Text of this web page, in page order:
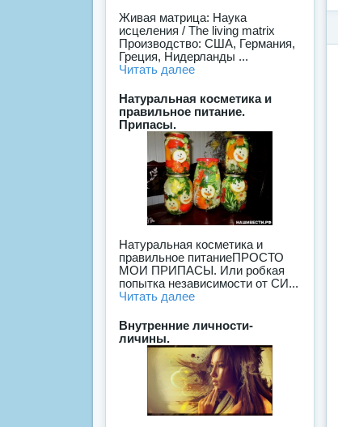
Живая матрица: Наука
исцеления / The living matrix
Производство: США, Германия,
Греция, Нидерланды ...
Читать далее
Натуральная косметика и
правильное питание.
Припасы.
Натуральная косметика и
правильное питаниеПРОСТО
МОИ ПРИПАСЫ. Или робкая
попытка независимости от СИ...
Читать далее
Внутренние личности-
личины.